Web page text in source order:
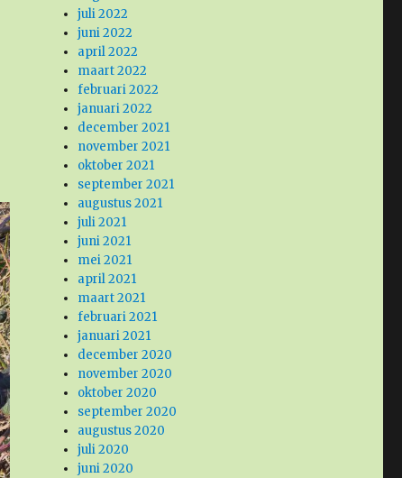
juli 2022
juni 2022
april 2022
maart 2022
februari 2022
januari 2022
december 2021
november 2021
oktober 2021
september 2021
augustus 2021
juli 2021
juni 2021
mei 2021
april 2021
maart 2021
februari 2021
januari 2021
december 2020
november 2020
oktober 2020
september 2020
augustus 2020
juli 2020
juni 2020